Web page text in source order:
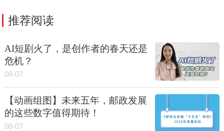
推荐阅读
AI短剧火了，是创作者的春天还是
危机？
08-07
【动画组图】未来五年，邮政发展
的这些数字值得期待！
08-07